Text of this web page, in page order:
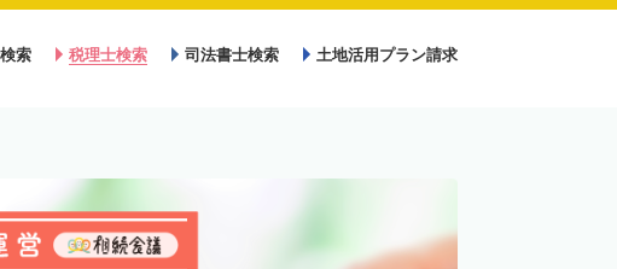
索 税理士検索 司法書士検索 土地活用プラン請求